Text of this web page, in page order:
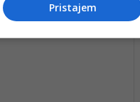
Pristajem